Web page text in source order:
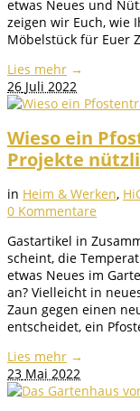
etwas Neues und
zeigen wir Euch, wie
Möbelstück für Euer
Lies mehr →
26 Juli 2022
Wieso ein
Projekte
in Heim & Werken,
0 Kommentare
Gastartikel in
scheint, die
etwas Neues im
an? Vielleicht in
Zaun gegen einen
entscheidet, ein
Lies mehr →
23 Mai 2022